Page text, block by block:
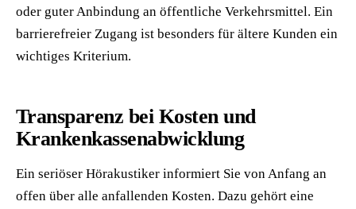
oder guter Anbindung an öffentliche Verkehrsmittel. Ein
barrierefreier Zugang ist besonders für ältere Kunden ein
wichtiges Kriterium.
Transparenz bei Kosten und
Krankenkassenabwicklung
Ein seriöser Hörakustiker informiert Sie von Anfang an
offen über alle anfallenden Kosten. Dazu gehört eine